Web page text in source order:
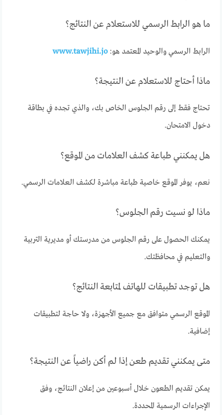
ما هو الرابط الرسمي للاستعلام عن النتائج؟
الرابط الرسمي والوحيد المعتمد هو:www.tawjihi.jo
ماذا أحتاج للاستعلام عن النتيجة؟
تحتاج فقط إلى رقم الجلوس الخاص بك، والذي تجده في بطاقة
دخول الامتحان.
هل يمكنني طباعة كشف العلامات من الموقع؟
نعم، يوفر الموقع خاصية طباعة مباشرة لكشف العلامات الرسمي.
ماذا لو نسيت رقم الجلوس؟
يمكنك الحصول على رقم الجلوس من مدرستك أو مديرية التربية
والتعليم في محافظتك.
هل توجد تطبيقات للهاتف لمتابعة النتائج؟
الموقع الرسمي متوافق مع جميع الأجهزة، ولا حاجة لتطبيقات
إضافية.
متى يمكنني تقديم طعن إذا لم أكن راضياً عن النتيجة؟
يمكن تقديم الطعون خلال أسبوعين من إعلان النتائج، وفق
الإجراءات الرسمية المحددة.